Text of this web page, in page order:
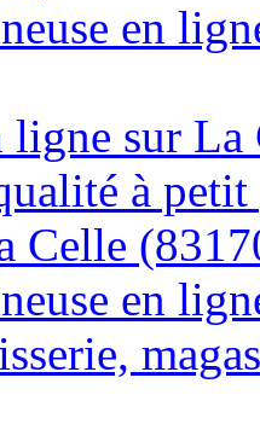
en
ligne sur
à
Celle
en